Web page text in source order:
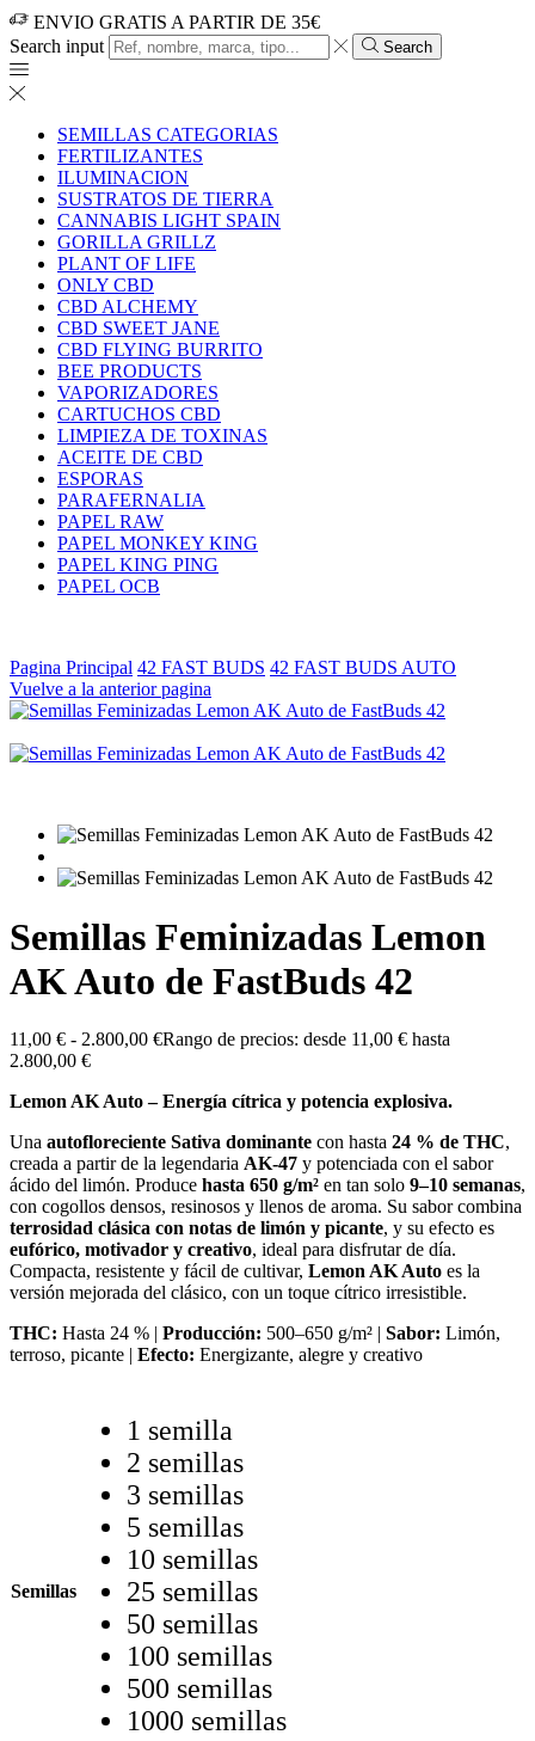
ENVIO GRATIS A PARTIR DE 35€
Search input
Search
SEMILLAS CATEGORIAS
FERTILIZANTES
ILUMINACION
SUSTRATOS DE TIERRA
CANNABIS LIGHT SPAIN
GORILLA GRILLZ
PLANT OF LIFE
ONLY CBD
CBD ALCHEMY
CBD SWEET JANE
CBD FLYING BURRITO
BEE PRODUCTS
VAPORIZADORES
CARTUCHOS CBD
LIMPIEZA DE TOXINAS
ACEITE DE CBD
ESPORAS
PARAFERNALIA
PAPEL RAW
PAPEL MONKEY KING
PAPEL KING PING
PAPEL OCB
Pagina Principal 42 FAST BUDS 42 FAST BUDS AUTO
Vuelve a la anterior pagina
Semillas Feminizadas Lemon
AK Auto de FastBuds 42
11,00 € - 2.800,00 €Rango de precios: desde 11,00 € hasta
2.800,00 €
Lemon AK Auto – Energía cítrica y potencia explosiva.
Una autofloreciente Sativa dominante con hasta 24 % de THC,
creada a partir de la legendaria AK-47 y potenciada con el sabor
ácido del limón. Produce hasta 650 g/m² en tan solo 9–10 semanas,
con cogollos densos, resinosos y llenos de aroma. Su sabor combina
terrosidad clásica con notas de limón y picante, y su efecto es
eufórico, motivador y creativo, ideal para disfrutar de día.
Compacta, resistente y fácil de cultivar, Lemon AK Auto es la
versión mejorada del clásico, con un toque cítrico irresistible.
THC: Hasta 24 % | Producción: 500–650 g/m² | Sabor: Limón,
terroso, picante | Efecto: Energizante, alegre y creativo
Semillas
1 semilla
2 semillas
3 semillas
5 semillas
10 semillas
25 semillas
50 semillas
100 semillas
500 semillas
1000 semillas